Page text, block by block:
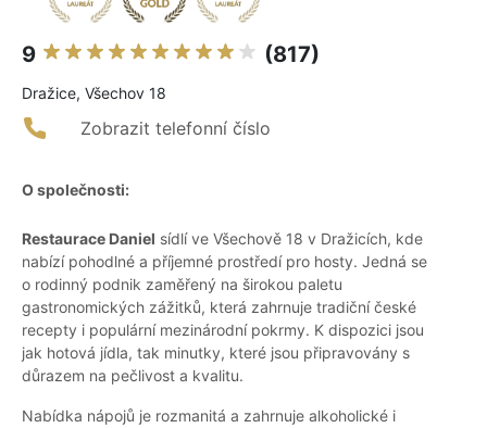
9 (817)
Dražice, Všechov 18
Zobrazit telefonní číslo
O společnosti:
Restaurace Daniel sídlí ve Všechově 18 v Dražicích, kde
nabízí pohodlné a příjemné prostředí pro hosty. Jedná se
o rodinný podnik zaměřený na širokou paletu
gastronomických zážitků, která zahrnuje tradiční české
recepty i populární mezinárodní pokrmy. K dispozici jsou
jak hotová jídla, tak minutky, které jsou připravovány s
důrazem na pečlivost a kvalitu.
Nabídka nápojů je rozmanitá a zahrnuje alkoholické i